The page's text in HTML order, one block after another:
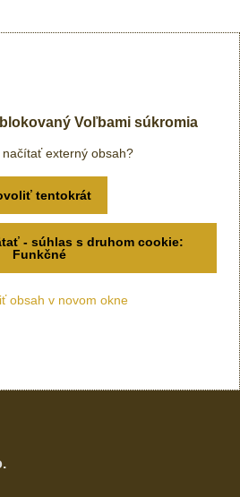
Voľbami súkromia
načítať externý obsah?
tentokrát
- súhlas s druhom cookie:
Funkčné
obsah v novom okne